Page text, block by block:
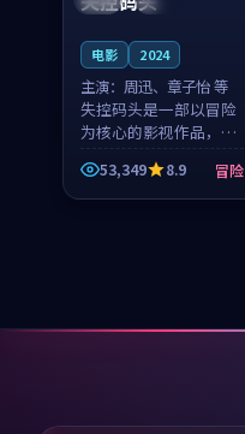
电影 2024
主演： 周迅、章子怡 等
失控码头是一部以冒险
为核心的影视作品，围
绕危机、反转与人物成
长展开，整体节奏紧
凑，值得推荐观看。
53,349 8.9 冒险